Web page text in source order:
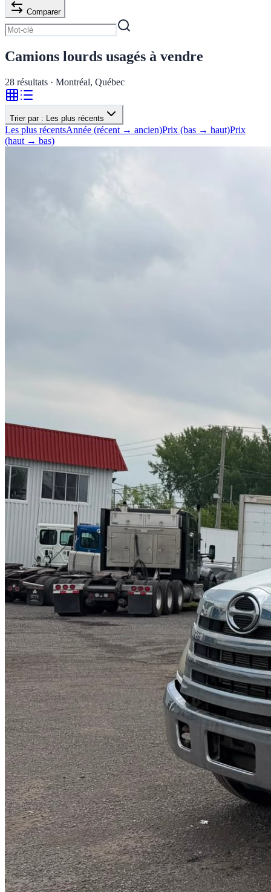
Comparer
Camions lourds usagés à vendre
28 résultats · Montréal, Québec
Trier par : Les plus récents
Les plus récentsAnnée (récent → ancien)Prix (bas → haut)Prix
(haut → bas)